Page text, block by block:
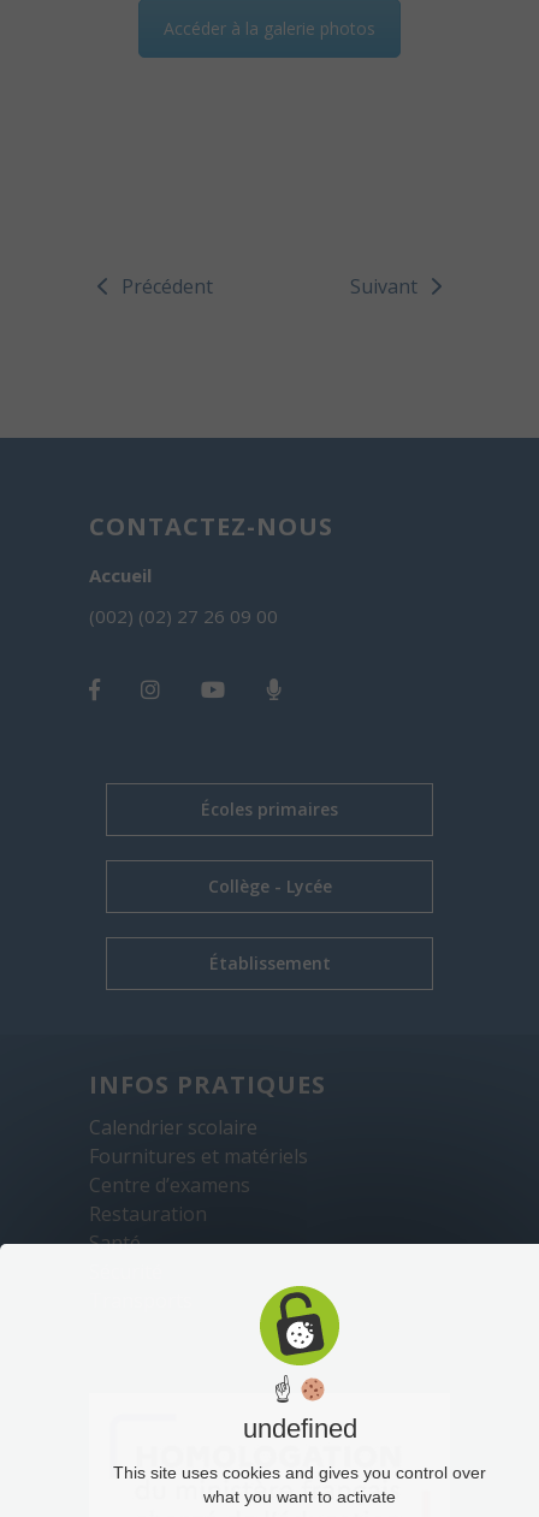
Accéder à la galerie photos
Précédent Suivant
CONTACTEZ-NOUS
Accueil
(002) (02) 27 26 09 00
Écoles primaires
Collège - Lycée
Établissement
INFOS PRATIQUES
Calendrier scolaire
Fournitures et matériels
Centre d’examens
Restauration
Santé
☝
undefined
This site uses cookies and gives you control over
what you want to activate